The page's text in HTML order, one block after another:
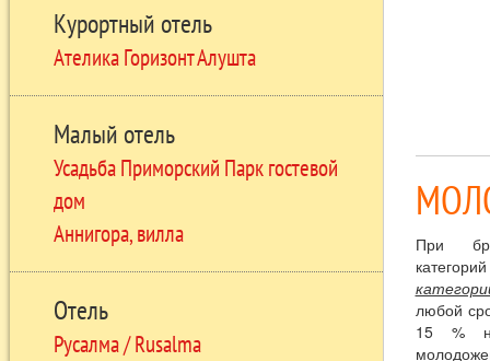
Курортный отель
Ателика Горизонт Алушта
Малый отель
Усадьба Приморский Парк гостевой
дом
Аннигора, вилла
Отель
Русалма / Rusalma
При
любой
15 %